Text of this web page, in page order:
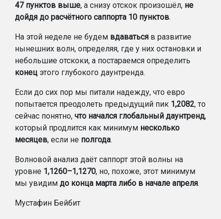
47 пунктов выше, а снизу отскок произошёл, не
дойдя до расчётного саппорта 10 пунктов.
На этой неделе не будем вдаваться в развитие
нынешних волн, определяя, где у них остановки и
небольшие отскоки, а постараемся определить
конец этого глубокого даунтренда.
Если до сих пор мы питали надежду, что евро
попытается преодолеть предыдущий пик 1,2082, то
сейчас понятно, что начался глобальный даунтренд,
который продлится как минимум несколько
месяцев, если не полгода.
Волновой анализ даёт саппорт этой волны на
уровне 1,1260–1,1270, но, похоже, этот минимум
мы увидим до конца марта либо в начале апреля.
Мустафин Бейбит